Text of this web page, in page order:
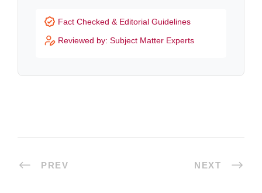
b
o
a
r
Fact Checked & Editorial Guidelines
Reviewed by: Subject Matter Experts
PREV NEXT